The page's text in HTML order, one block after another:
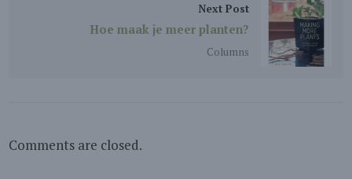
Next Post
Hoe maak je meer planten?
Columns
Comments are closed.